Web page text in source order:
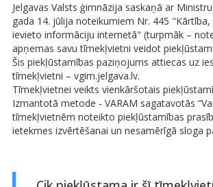
Jelgavas Valsts ģimnāzija saskaņā ar
gada 14. jūlija noteikumiem Nr. 445 "Kārtība,
ievieto informāciju internetā" (turpmāk –
apņemas savu tīmekļvietni veidot
Šis piekļūstamības paziņojums attiecas uz
tīmekļvietni – vgim.jelgava.lv.
Tīmekļvietnei veikts vienkāršotais
Izmantotā metode - VARAM sagatavotās
tīmekļvietnēm noteikto piekļūstamības
ietekmes izvērtēšanai un nesamērīgā sloga